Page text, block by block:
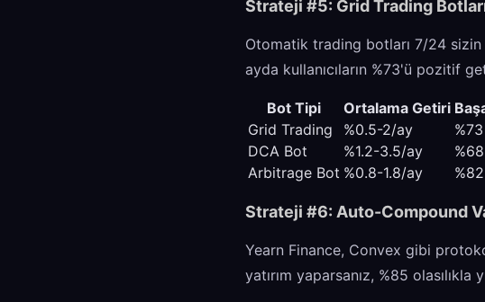
Strateji #5: Grid Trading
Otomatik trading botları 7/24
ayda kullanıcıların %73'ü pozitif
Bot Tipi Ortalama Getiri
Grid Trading
%0.5-2/ay %73
DCA Bot
%1.2-3.5/ay %68
Arbitrage Bot %0.8-1.8/ay %82
Strateji #6: Auto-Compound
Yearn Finance, Convex gibi
yatırım yaparsanız, %85